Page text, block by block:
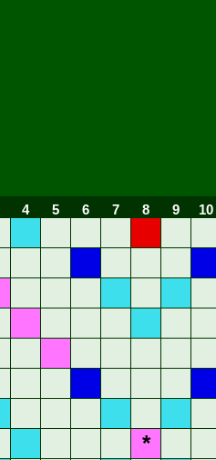
4 5 6 7 8 9 10
*